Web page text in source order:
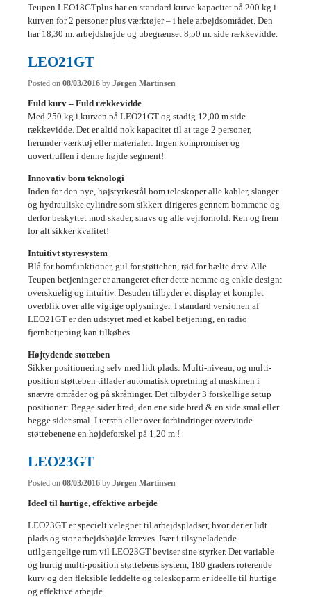
Teupen LEO18GTplus har en standard kurve kapacitet på 200 kg i
kurven for 2 personer plus værktøjer – i hele arbejdsområdet. Den
har 18,30 m. arbejdshøjde og ubegrænset 8,50 m. side rækkevidde.
LEO21GT
Posted on 08/03/2016 by Jørgen Martinsen
Fuld kurv – Fuld rækkevidde
Med 250 kg i kurven på LEO21GT og stadig 12,00 m side
rækkevidde. Det er altid nok kapacitet til at tage 2 personer,
herunder værktøj eller materialer: Ingen kompromiser og
uovertruffen i denne højde segment!
Innovativ bom teknologi
Inden for den nye, højstyrkestål bom teleskoper alle kabler, slanger
og hydrauliske cylindre som sikkert dirigeres gennem bommene og
derfor beskyttet mod skader, snavs og alle vejrforhold. Ren og frem
for alt sikker kvalitet!
Intuitivt styresystem
Blå for bomfunktioner, gul for støtteben, rød for bælte drev. Alle
Teupen betjeninger er arrangeret efter dette nemme og enkle design:
overskuelig og intuitiv. Desuden tilbyder et display et komplet
overblik over alle vigtige oplysninger. I standard versionen af
LEO21GT er den udstyret med et kabel betjening, en radio
fjernbetjening kan tilkøbes.
Højtydende støtteben
Sikker positionering selv med lidt plads: Multi-niveau, og multi-
position støtteben tillader automatisk opretning af maskinen i
snævre områder og på skråninger. Det tilbyder 3 forskellige setup
positioner: Begge sider bred, den ene side bred & en side smal eller
begge sider smal. I terræn eller over forhindringer overvinde
støttebenene en højdeforskel på 1,20 m.!
LEO23GT
Posted on 08/03/2016 by Jørgen Martinsen
Ideel til hurtige, effektive arbejde
LEO23GT er specielt velegnet til arbejdspladser, hvor der er lidt
plads og stor arbejdshøjde kræves. Især i tilsyneladende
utilgængelige rum vil LEO23GT beviser sine styrker. Det variable
og hurtig multi-position støttebens system, 180 graders roterende
kurv og den fleksible leddelte og teleskoparm er ideelle til hurtige
og effektive arbejde.